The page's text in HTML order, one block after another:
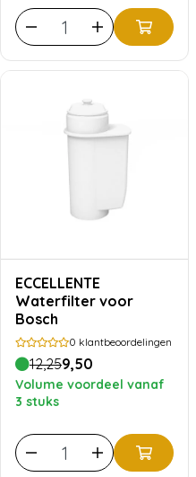
ECCELLENTE
Waterfilter voor
Bosch
0 klantbeoordelingen
12,259,50
Volume voordeel vanaf
3 stuks